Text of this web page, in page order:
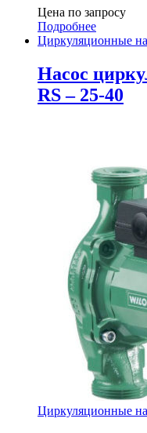
Цена по запросу
Подробнее
Циркуляционные
Насос
RS – 25-40
Циркуляционные